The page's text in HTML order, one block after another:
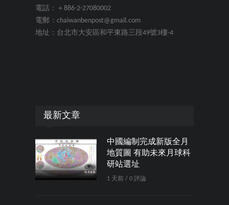
電話：＋886-2-27080002
電郵：chaiwanbenpost@gmail.com
地址：台北市大安區和平東路三段49號3樓-4
最新文章
中國編制完成新版全月
地質圖 有助未來月球科
研站選址
1 天前 / 0 評論